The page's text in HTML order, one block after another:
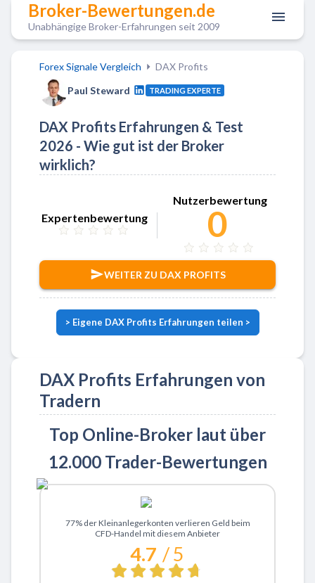
Broker-Bewertungen.de
Unabhängige Broker-Erfahrungen seit 2009
Forex Signale Vergleich DAX Profits
Paul Steward TRADING EXPERTE
DAX Profits Erfahrungen & Test
2026 - Wie gut ist der Broker
wirklich?
Expertenbewertung
Nutzerbewertung
0
WEITER ZU DAX PROFITS
> Eigene DAX Profits Erfahrungen teilen >
DAX Profits Erfahrungen von
Tradern
Top Online-Broker laut über
12.000 Trader-Bewertungen
Zu XTB
77% der Kleinanlegerkonten verlieren Geld beim
CFD-Handel mit diesem Anbieter
4.7 / 5